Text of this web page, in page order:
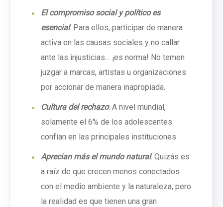
El compromiso social y político es
esencial: Para ellos, participar de manera
activa en las causas sociales y no callar
ante las injusticias… ¡es norma! No temen
juzgar a marcas, artistas u organizaciones
por accionar de manera inapropiada.
Cultura del rechazo: A nivel mundial,
solamente el 6% de los adolescentes
confían en las principales instituciones.
Aprecian más el mundo natural: Quizás es
a raíz de que crecen menos conectados
con el medio ambiente y la naturaleza, pero
la realidad es que tienen una gran